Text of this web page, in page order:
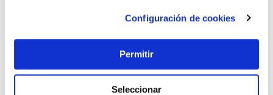
Configuración de cookies
Permitir
Seleccionar